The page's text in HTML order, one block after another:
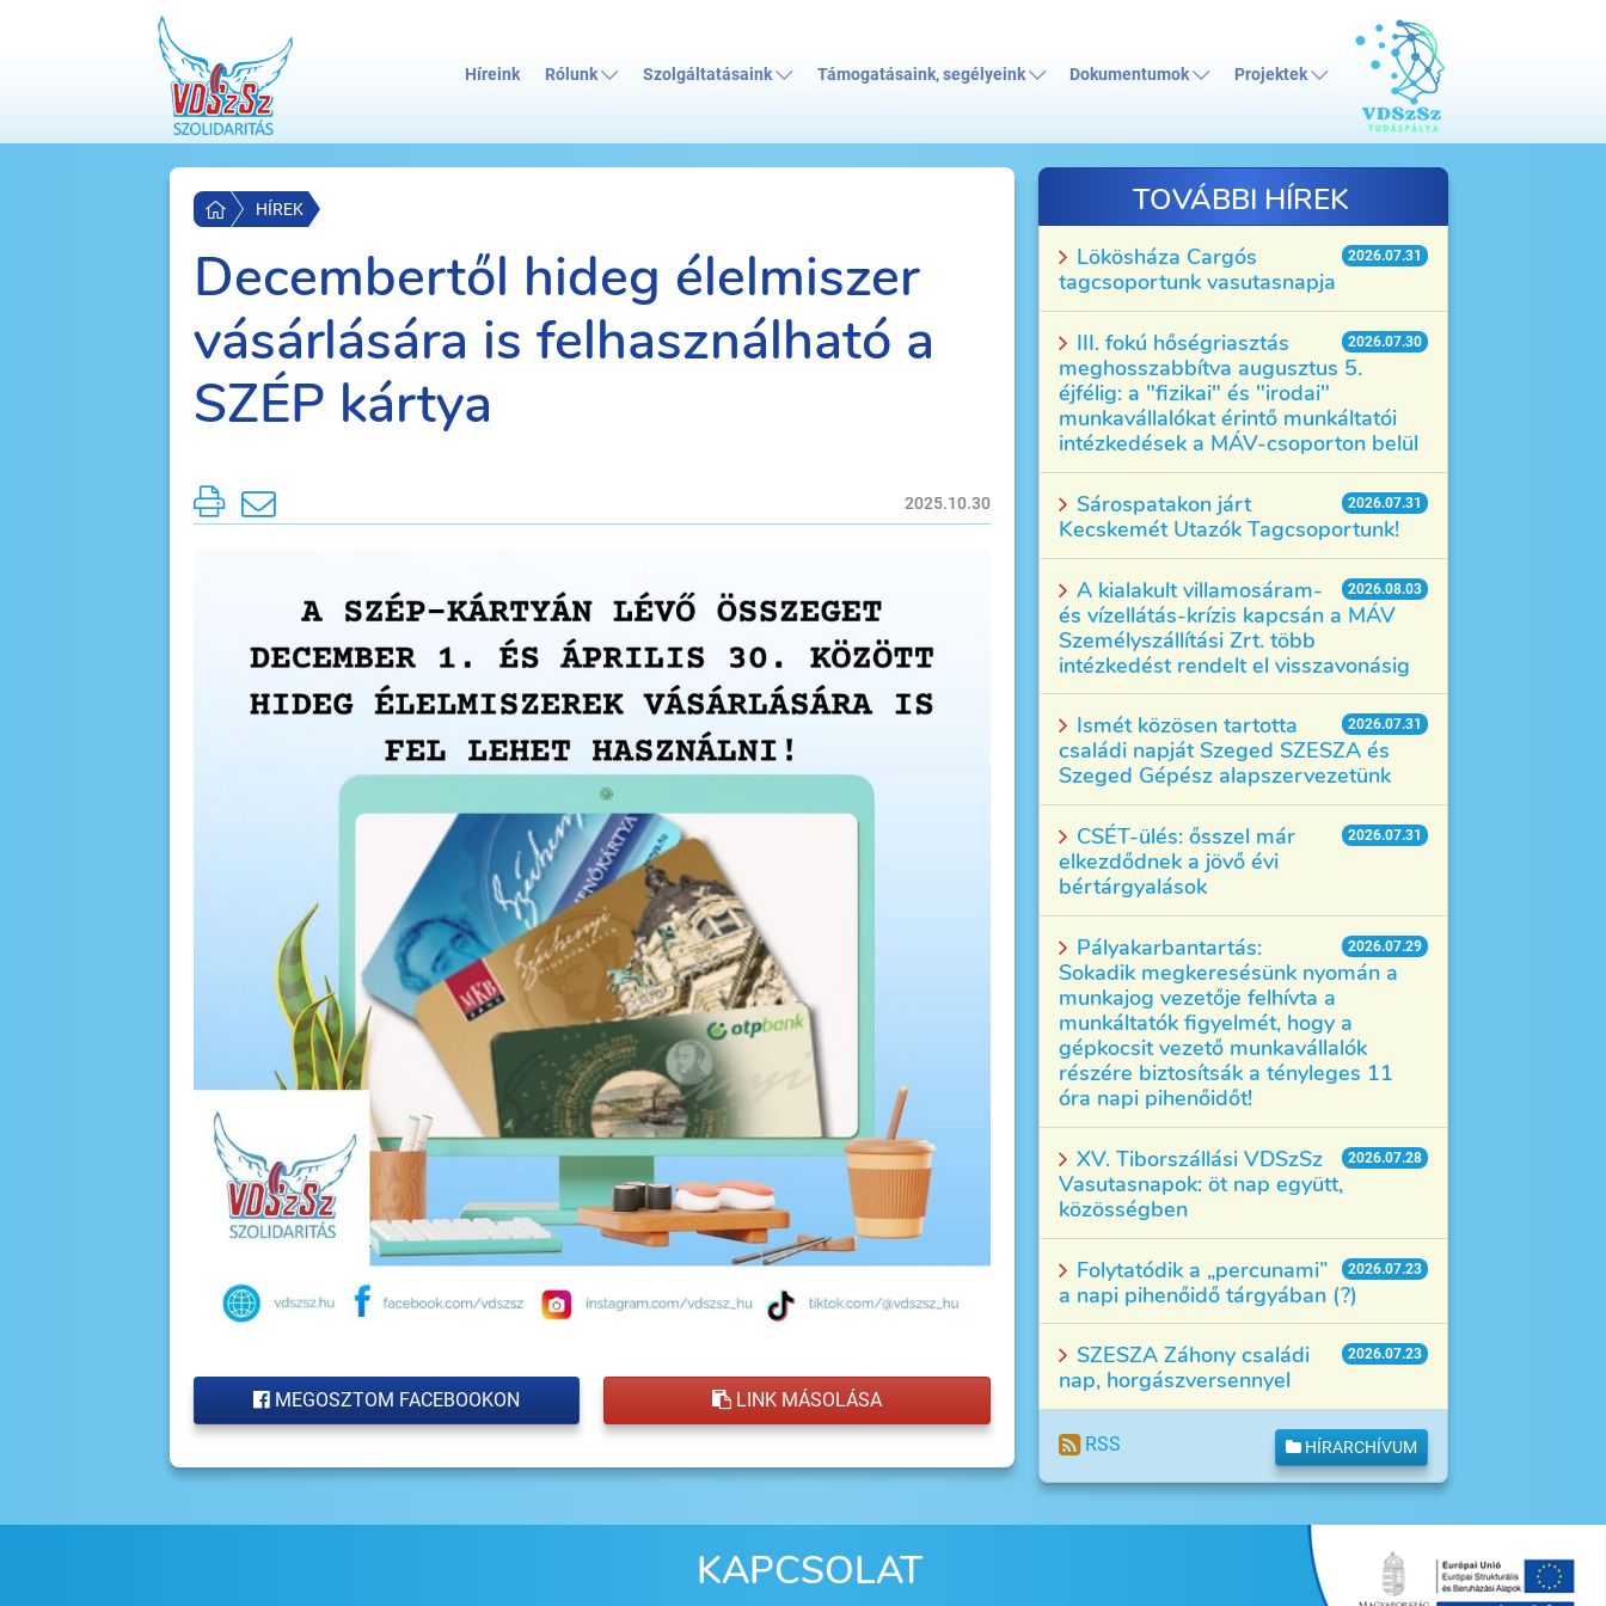
Híreink Rólunk Szolgáltatásaink Támogatásaink, segélyeink Dokumentumok Projektek
HÍREK
Decembertől hideg élelmiszer
vásárlására is felhasználható a
SZÉP kártya
2025.10.30
MEGOSZTOM FACEBOOKON LINK MÁSOLÁSA
TOVÁBBI HÍREK
2026.07.31
Lökösháza Cargós
tagcsoportunk vasutasnapja
2026.07.30
III. fokú hőségriasztás
meghosszabbítva augusztus 5.
éjfélig: a "fizikai" és "irodai"
munkavállalókat érintő munkáltatói
intézkedések a MÁV-csoporton belül
2026.07.31
Sárospatakon járt
Kecskemét Utazók Tagcsoportunk!
2026.08.03
A kialakult villamosáram-
és vízellátás-krízis kapcsán a MÁV
Személyszállítási Zrt. több
intézkedést rendelt el visszavonásig
2026.07.31
Ismét közösen tartotta
családi napját Szeged SZESZA és
Szeged Gépész alapszervezetünk
2026.07.31
CSÉT-ülés: ősszel már
elkezdődnek a jövő évi
bértárgyalások
2026.07.29
Pályakarbantartás:
Sokadik megkeresésünk nyomán a
munkajog vezetője felhívta a
munkáltatók figyelmét, hogy a
gépkocsit vezető munkavállalók
részére biztosítsák a tényleges 11
óra napi pihenőidőt!
2026.07.28
XV. Tiborszállási VDSzSz
Vasutasnapok: öt nap együtt,
közösségben
2026.07.23
Folytatódik a „percunami”
a napi pihenőidő tárgyában (?)
2026.07.23
SZESZA Záhony családi
nap, horgászversennyel
RSS HÍRARCHÍVUM
KAPCSOLAT